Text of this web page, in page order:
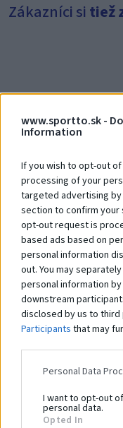
www.sportto.sk -
Information
If you wish to opt-out
processing of your
targeted advertising
section to confirm your
opt-out request is
based ads based on
personal information
out. You may
personal information
downstream
disclosed by us to
Participants that may
Personal Data
I want to opt-out
personal data.
Opted In
Zákazníci si tiež
Debna 1000 x 1000 x 450
Na dopyt
Čo
Systém STHENOS je sada
Pozostáva z hrázd, bradiel,
zostavách. Ich používanie
Prvky vám umožňujú
najjednoduchšie, ako aj
prvkovSTHENOSurčené pre
využiteľný pri
iných formách
odolných materiálov a
zariadení a bezpečnosť